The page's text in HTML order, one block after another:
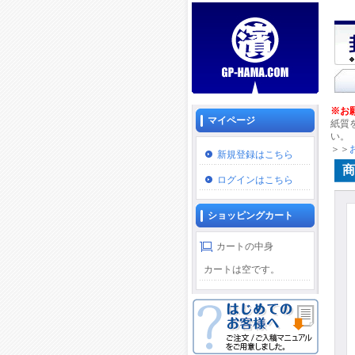
マイページ
新規登録はこちら
ログインはこちら
ショッピングカート
カートの中身
カートは空です。
※お
紙質
い。
＞＞